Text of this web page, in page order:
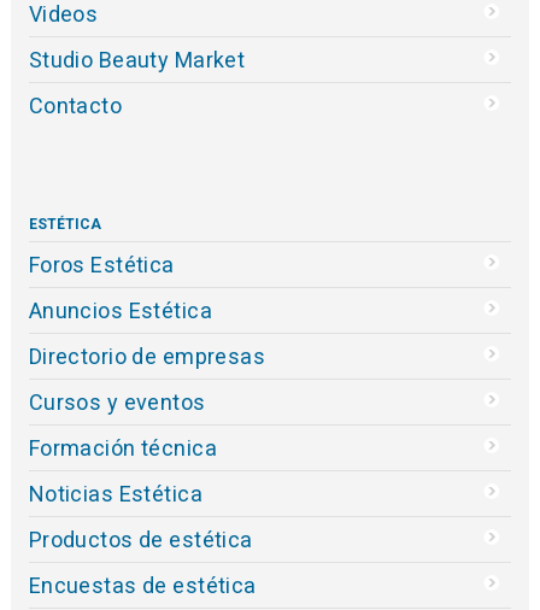
Videos
Studio Beauty Market
Contacto
ESTÉTICA
Foros Estética
Anuncios Estética
Directorio de empresas
Cursos y eventos
Formación técnica
Noticias Estética
Productos de estética
Encuestas de estética